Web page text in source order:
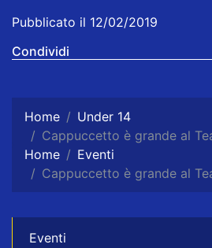
Pubblicato il 12/02/2019
Condividi
Home
Under 14
Cappuccetto è grande al
Home
Eventi
Cappuccetto è grande al
Eventi